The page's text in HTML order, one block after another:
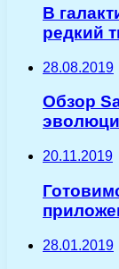
В
редкий
28.08.2019
Обзор
20.11.2019
28.01.2019